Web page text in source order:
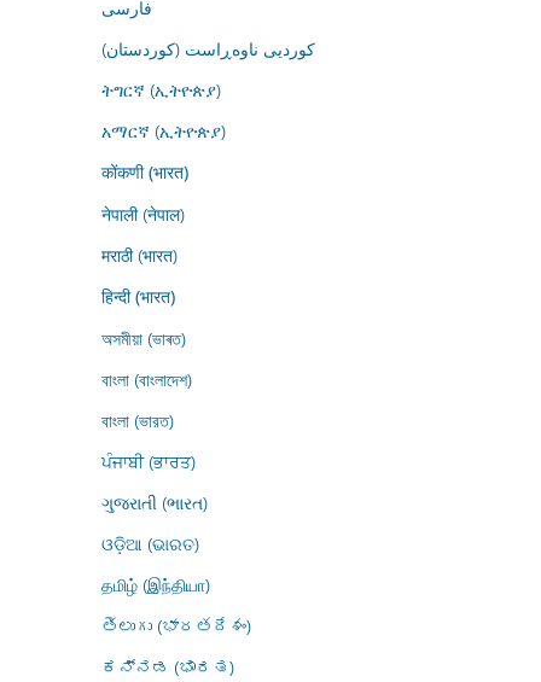
فارسى
کوردیی ناوەڕاست (کوردستان)
ትግርኛ (ኢትዮጵያ)
አማርኛ (ኢትዮጵያ)
कोंकणी (भारत)
नेपाली (नेपाल)
मराठी (भारत)
हिन्दी (भारत)
অসমীয়া (ভাৰত)
বাংলা (বাংলাদেশ)
বাংলা (ভারত)
ਪੰਜਾਬੀ (ਭਾਰਤ)
ગુજરાતી (ભારત)
ଓଡ଼ିଆ (ଭାରତ)
தமிழ் (இந்தியா)
తెలుగు (భారతదేశం)
ಕನ್ನಡ (ಭಾರತ)